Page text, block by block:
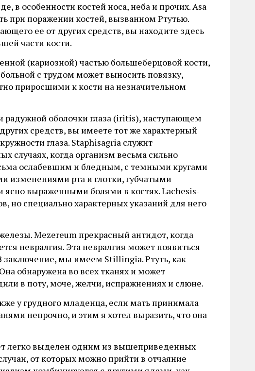
в особенности костей носа, неба и прочих. Asa
при поражении костей, вызванном Ртутью.
ее от других средств, вы находите здесь
части кости.
(кариозной) частью большеберцовой кости,
с трудом может выносить повязку,
приросшими к кости на незначительном
радужной оболочки глаза (iritis), наступающем
средств, вы имеете тот же характерный
глаза. Staphisagria служит
случаях, когда организм весьма сильно
ослабевшим и бледным, с темными кругами
изменениями рта и глотки, губчатыми
выраженными болями в костях. Lachesis-
но специально характерных указаний для него
Mezereum прекрасный антидот, когда
невралгия. Эта невралгия может появиться
заключение, мы имеем Stillingia. Ртуть, как
обнаружена во всех тканях и может
в поту, моче, желчи, испражнениях и слюне.
у грудного младенца, если мать принимала
непрочно, и этим я хотел выразить, что она
легко выделен одним из вышеприведенных
от которых можно прийти в отчаяние